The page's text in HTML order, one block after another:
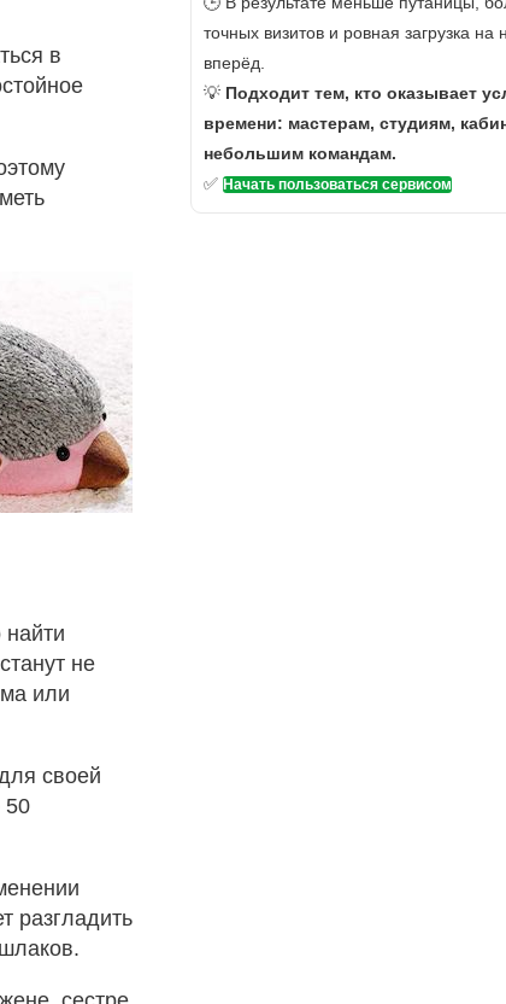
в
не
или
своей
50
разгладить
точных визитов и ровная загрузка на
вперёд.
💡 Подходит тем, кто оказывает
времени: мастерам, студиям,
небольшим командам.
✅ Начать пользоваться сервисом